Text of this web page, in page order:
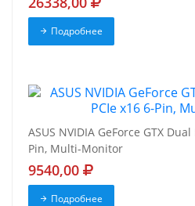
Подробнее
ASUS NVIDIA GeForce GTX
Pin, Multi-Monitor
9540,00
Подробнее